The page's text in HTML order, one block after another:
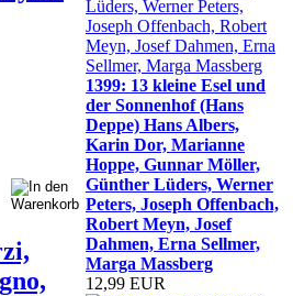
1399: 13 kleine Esel und
der Sonnenhof (Hans
Deppe) Hans Albers,
Karin Dor, Marianne
Hoppe, Gunnar Möller,
Günther Lüders, Werner
Peters, Joseph Offenbach,
Robert Meyn, Josef
Dahmen, Erna Sellmer,
Marga Massberg
12,99 EUR